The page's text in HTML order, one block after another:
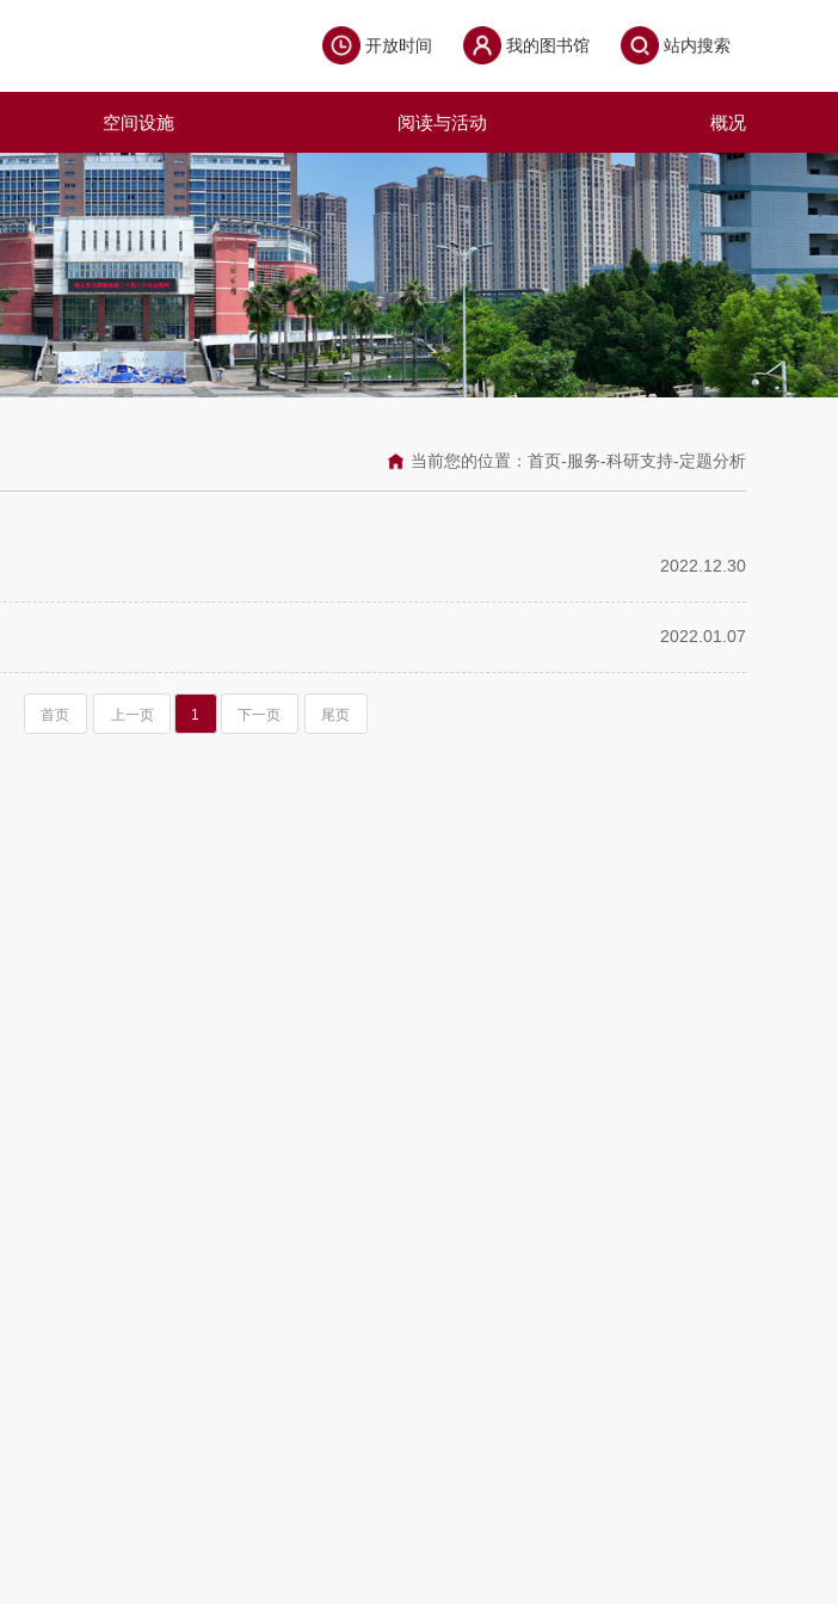
开放时间 我的图书馆 站内搜索
空间设施 阅读与活动 概况
当前您的位置： 首页-服务-科研支持-定题分析
2022.12.30
2022.01.07
首页 上一页 1 下一页 尾页